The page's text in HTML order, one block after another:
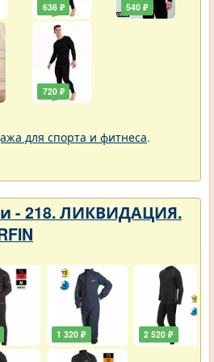
636 ₽
720 ₽
540 ₽
для спорта и фитнеса.
- 218. ЛИКВИДАЦИЯ.
1 320 ₽ 2 520 ₽